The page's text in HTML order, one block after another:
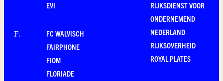
EVI
F.
FC WALVISCH
FAIRPHONE
FIOM
FLORIADE
RIJKSDIENST VOOR
ONDERNEMEND
NEDERLAND
RIJKSOVERHEID
ROYAL PLATES